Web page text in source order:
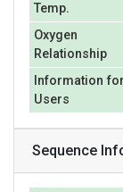
Temp.
Oxygen
Relationship
Information for
Users
Sequence